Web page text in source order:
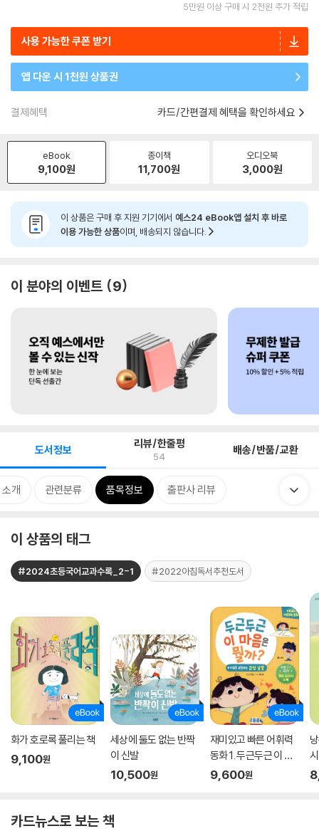
5만원 이상 구매 시 2천원 추가 적립
사용 가능한 쿠폰 받기
앱 다운 시 1천원 상품권
결제혜택 카드/간편결제 혜택을 확인하세요
eBook
9,100원
종이책
11,700원
오디오북
3,000원
이 상품은 구매 후 지원 기기에서 예스24 eBook앱 설치 후 바로
이용 가능한 상품이며, 배송되지 않습니다.
이 분야의 이벤트 9
도서정보 리뷰/한줄평
54 배송/반품/교환
개 관련분류 품목정보 출판사 리뷰
이 상품의 태그
#2024초등국어교과수록_2-1 #2022아침독서추천도서
화가 호로록 풀리는 책
9,100원
세상에 둘도 없는 반짝
이 신발
10,500원
재미있고 빠른 어휘력
동화 1. 두근두근 이 마
음은 뭘까?
9,600원
시
카드뉴스로 보는 책